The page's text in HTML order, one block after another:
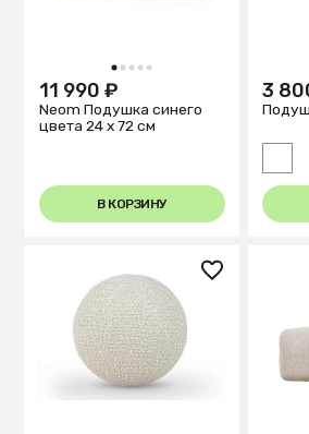
1 2 3 4 5
11 990 ₽
Neom Подушка синего
цвета 24 x 72 см
В КОРЗИНУ
3